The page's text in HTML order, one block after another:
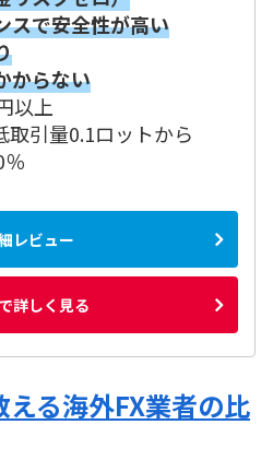
で安全性が高い
からない
以上
引量0.1ロットから
レビュー
詳しく見る
る海外FX業者の比